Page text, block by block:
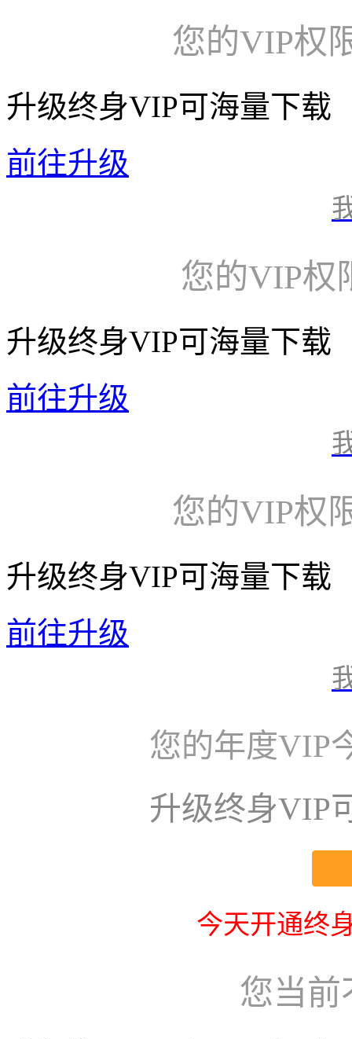
您的VIP权
升级终身VIP可海量下载
前往升级
您的VIP权
升级终身VIP可海量下载
前往升级
您的VIP权
升级终身VIP可海量下载
前往升级
您的年度VIP
升级终身VIP
今天开通终
您当前